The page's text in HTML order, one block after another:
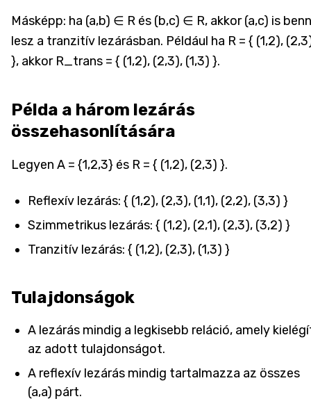
Másképp: ha (a,b) ∈ R és (b,c) ∈ R, akkor (a,c) is
lesz a tranzitív lezárásban. Például ha R = { (1,2),
}, akkor R_trans = { (1,2), (2,3), (1,3) }.
Példa a három lezárás
összehasonlítására
Legyen A = {1,2,3} és R = { (1,2), (2,3) }.
Reflexív lezárás: { (1,2), (2,3), (1,1), (2,2), (3,3) }
Szimmetrikus lezárás: { (1,2), (2,1), (2,3), (3,2) }
Tranzitív lezárás: { (1,2), (2,3), (1,3) }
Tulajdonságok
A lezárás mindig a legkisebb reláció, amely
az adott tulajdonságot.
A reflexív lezárás mindig tartalmazza az összes
(a,a) párt.